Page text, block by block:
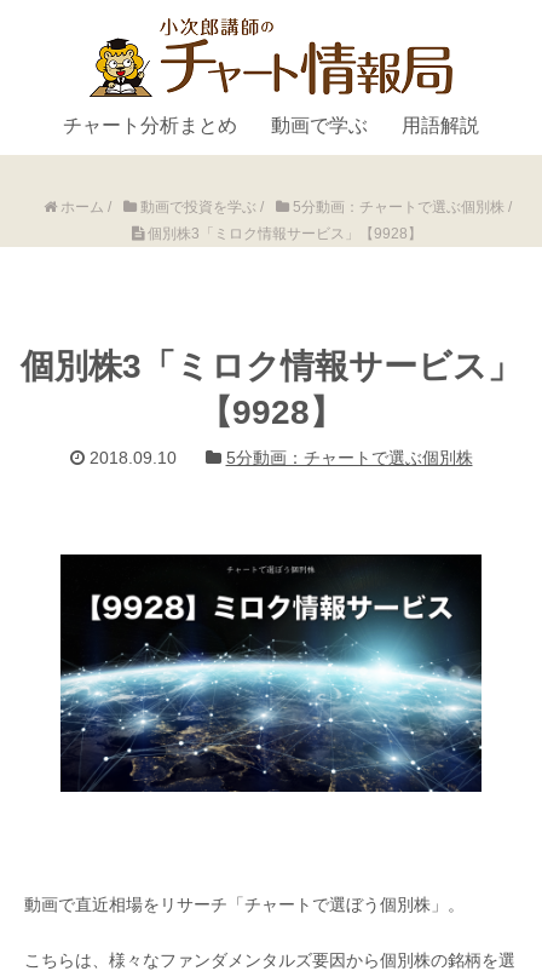
チャート分析まとめ 動画で学ぶ 用語解説
ホーム / 動画で投資を学ぶ / 5分動画：チャートで選ぶ個別株 /
個別株3「ミロク情報サービス」【9928】
個別株3「ミロク情報サービス」
【9928】
2018.09.10 5分動画：チャートで選ぶ個別株
動画で直近相場をリサーチ「チャートで選ぼう個別株」。
こちらは、様々なファンダメンタルズ要因から個別株の銘柄を選